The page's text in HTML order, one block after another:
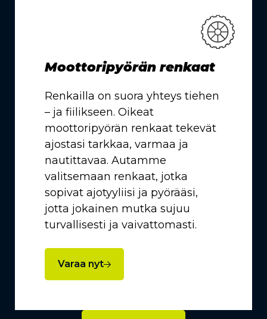
Moottoripyörän renkaat
Renkailla on suora yhteys tiehen
– ja fiilikseen. Oikeat
moottoripyörän renkaat tekevät
ajostasi tarkkaa, varmaa ja
nautittavaa. Autamme
valitsemaan renkaat, jotka
sopivat ajotyyliisi ja pyörääsi,
jotta jokainen mutka sujuu
turvallisesti ja vaivattomasti.
Varaa nyt